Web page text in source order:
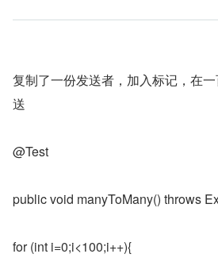
复制了一份发送者，加入标记，在
送
@Test
public void manyToMany() throws
for (int i=0;i<100;i++){